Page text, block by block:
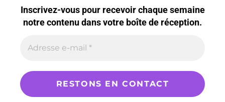
Inscrivez-vous pour recevoir chaque semaine
notre contenu dans votre boîte de réception.